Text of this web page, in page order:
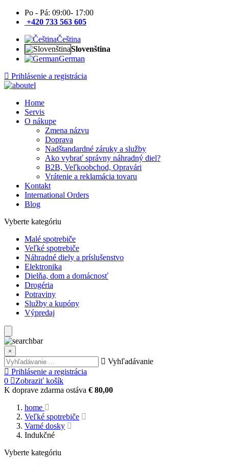
Po - Pá: 09:00- 17:00
+420 733 563 605
Čeština
Slovenština
German
Prihlásenie a registrácia
Home
Servis
O nákupe
Zmena názvu
Doprava
Nadštandardné záruky a služby
Ako vybrať správny náhradný diel?
B2B, Veľkoobchod, Opravári
Vrátenie a reklamácia tovaru
Kontakt
International Orders
Blog
Vyberte kategóriu
Malé spotrebiče
Veľké spotrebiče
Náhradné diely a príslušenstvo
Elektronika
Dielňa, dom a domácnosť
Drogéria
Potraviny
Služby a kupóny
Výpredaj
×
Vyhľadávanie
Prihlásenie a registrácia
0
Zobraziť košík
K doprave zdarma ostáva € 80,00
home
Veľké spotrebiče
Varné dosky
Indukčné
Vyberte kategóriu